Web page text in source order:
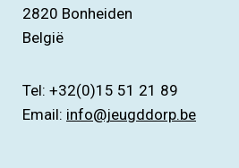
2820 Bonheiden
België
Tel: +32(0)15 51 21 89
Email: info@jeugddorp.be